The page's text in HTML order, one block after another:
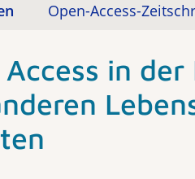
Open-Access-
Access in der